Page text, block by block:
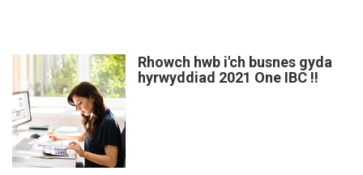
Rhowch hwb i'ch busnes gyda
hyrwyddiad 2021 One IBC !!